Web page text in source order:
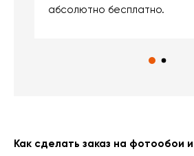
абсолютно бесплатно.
Как сделать заказ на фотообои